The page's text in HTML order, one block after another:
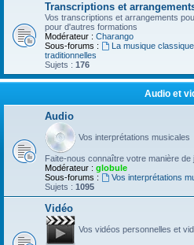
Transcriptions et
Vos transcriptions et arrangements
pour d'autres formations
Modérateur : Charango
Sous-forums :
La musique classique,
traditionnelles
Sujets : 176
Audio et
Audio
Vos interprétations musicales
Faite-nous connaître votre manière de
Modérateur : globule
Sous-forums :
Vos interprétations
Sujets : 1095
Vidéo
Vos vidéos personnelles et